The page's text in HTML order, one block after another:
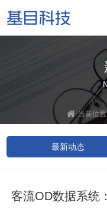
当前位置
最新动态
客流OD数据系统